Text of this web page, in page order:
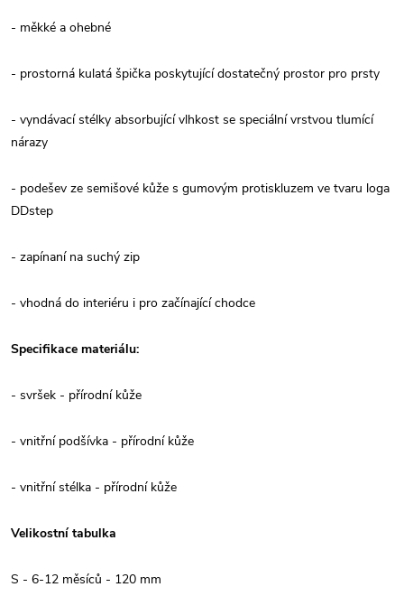
- měkké a ohebné
- prostorná kulatá špička poskytující dostatečný prostor pro prsty
- vyndávací stélky absorbující vlhkost se speciální vrstvou tlumící
nárazy
- podešev ze semišové kůže s gumovým protiskluzem ve tvaru loga
DDstep
- zapínaní na suchý zip
- vhodná do interiéru i pro začínající chodce
Specifikace materiálu:
- svršek - přírodní kůže
- vnitřní podšívka - přírodní kůže
- vnitřní stélka - přírodní kůže
Velikostní tabulka
S - 6-12 měsíců - 120 mm